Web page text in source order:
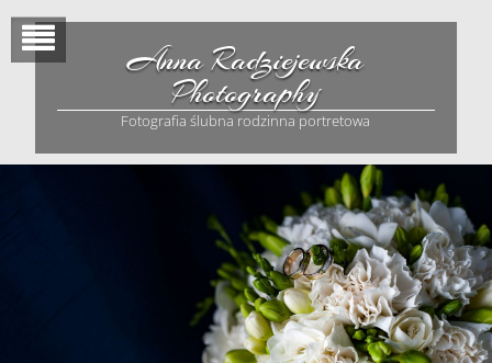
content
Anna Radziejewska
Photography
Fotografia ślubna rodzinna portretowa